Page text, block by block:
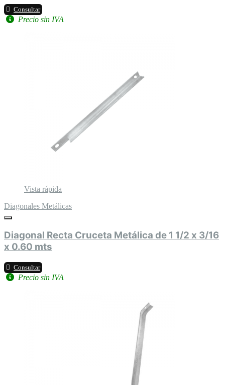
Consultar
Precio sin IVA
Vista rápida
Diagonales Metálicas
Diagonal Recta Cruceta Metálica de 1 1/2 x 3/16
x 0.60 mts
Consultar
Precio sin IVA